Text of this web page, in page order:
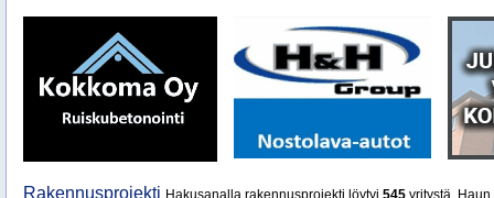
Rakennusprojekti Hakusanalla rakennusprojekti löytyi 545 yritystä.